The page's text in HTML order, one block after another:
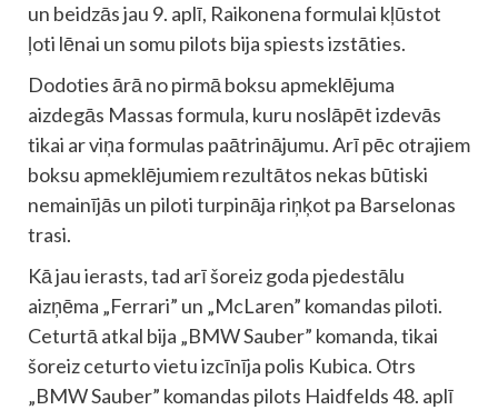
un beidzās jau 9. aplī, Raikonena formulai kļūstot
ļoti lēnai un somu pilots bija spiests izstāties.
Dodoties ārā no pirmā boksu apmeklējuma
aizdegās Massas formula, kuru noslāpēt izdevās
tikai ar viņa formulas paātrinājumu. Arī pēc otrajiem
boksu apmeklējumiem rezultātos nekas būtiski
nemainījās un piloti turpināja riņķot pa Barselonas
trasi.
Kā jau ierasts, tad arī šoreiz goda pjedestālu
aizņēma „Ferrari” un „McLaren” komandas piloti.
Ceturtā atkal bija „BMW Sauber” komanda, tikai
šoreiz ceturto vietu izcīnīja polis Kubica. Otrs
„BMW Sauber” komandas pilots Haidfelds 48. aplī